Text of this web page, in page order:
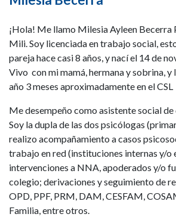
¡Hola! Me llamo Milesia Ayleen Becerra
Mili. Soy licenciada en trabajo social,
pareja hace casi 8 años, y nací el 14 de
Vivo con mi mamá, hermana y sobrina,
año 3 meses aproximadamente en el CSL
Me desempeño como asistente social
Soy la dupla de las dos psicólogas
realizo acompañamiento a casos
trabajo en red (instituciones internas y/o
intervenciones a NNA, apoderados y/o
colegio; derivaciones y seguimiento de
OPD, PPF, PRM, DAM, CESFAM,
Familia, entre otros.